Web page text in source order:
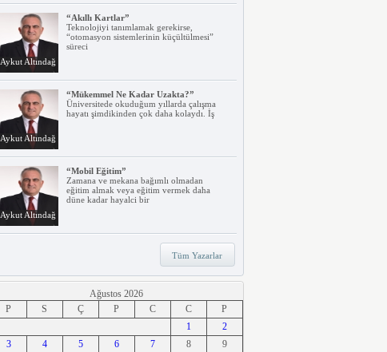
Aykut Altındağ
“Akıllı Kartlar”
Teknolojiyi tanımlamak gerekirse,
“otomasyon sistemlerinin küçültülmesi”
süreci
Aykut Altındağ
“Mükemmel Ne Kadar Uzakta?”
Üniversitede okuduğum yıllarda çalışma
hayatı şimdikinden çok daha kolaydı. İş
Aykut Altındağ
“Mobil Eğitim”
Zamana ve mekana bağımlı olmadan
eğitim almak veya eğitim vermek daha
düne kadar hayalci bir
“Teknoloji, Hızlı Tren ve İrem…”
Belki dikkatinizi çekmiştir. Türkiye’nin ilk
hızlı treni Ankara – Eskişehir
“Ne Duruyorsunuz, Dijitalleşsenize!”
Arabanız kendi kendine park ederken, siz
apartmanınıza giriyor ve evinizin kapısını
Tüm Yazarlar
Ağustos 2026
P
S Ç P C C
P
1
2
3
4 5 6 7 8 9